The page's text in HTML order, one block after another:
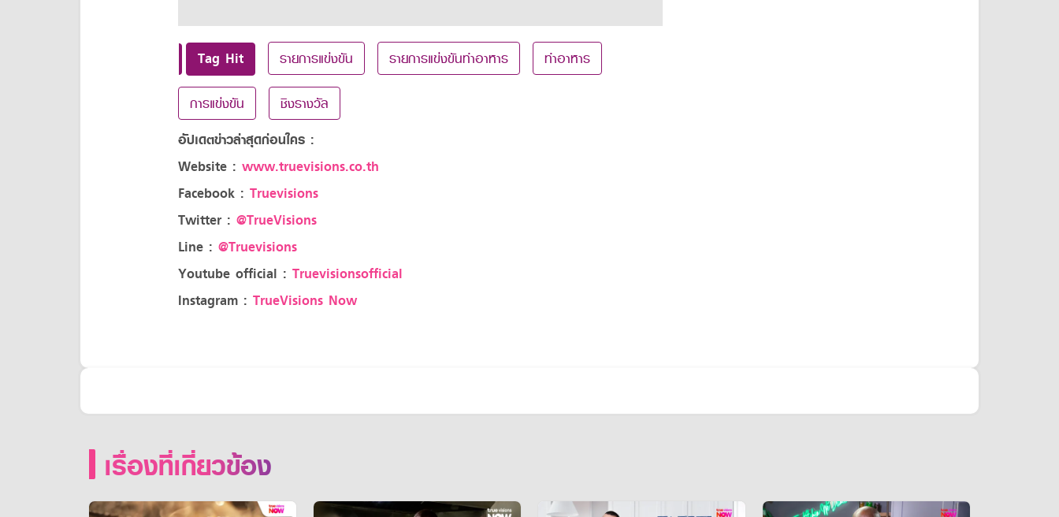
Tag Hit รายการแข่งขัน รายการแข่งขันทำอาหาร ทำอาหาร
การแข่งขัน ชิงรางวัล
อัปเดตข่าวล่าสุดก่อนใคร :
Website : www.truevisions.co.th
Facebook : Truevisions
Twitter : @TrueVisions
Line : @Truevisions
Youtube official : Truevisionsofficial
Instagram : TrueVisions Now
เรื่องที่เกี่ยวข้อง